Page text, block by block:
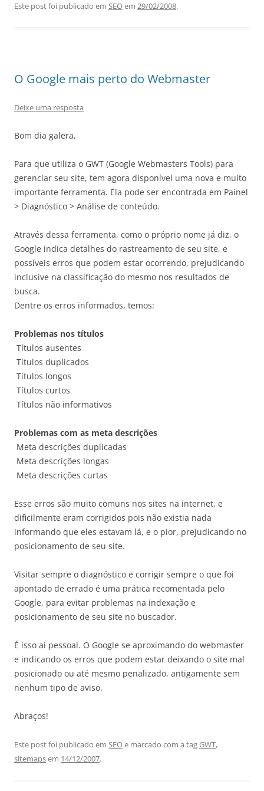
Este post foi publicado em SEOem 29/02/2008.
O Google mais perto do Webmaster
Deixe uma resposta
Bom dia galera,
Para que utiliza o GWT (Google Webmasters Tools) para
gerenciar seu site, tem agora disponível uma nova e muito
importante ferramenta. Ela pode ser encontrada em Painel
> Diagnóstico > Análise de conteúdo.
Através dessa ferramenta, como o próprio nome já diz, o
Google indica detalhes do rastreamento de seu site, e
possíveis erros que podem estar ocorrendo, prejudicando
inclusive na classificação do mesmo nos resultados de
busca.
Dentre os erros informados, temos:
Problemas nos títulos
Títulos ausentes
Títulos duplicados
Títulos longos
Títulos curtos
Títulos não informativos
Problemas com as meta descrições
Meta descrições duplicadas
Meta descrições longas
Meta descrições curtas
Esse erros são muito comuns nos sites na internet, e
dificilmente eram corrigidos pois não existia nada
informando que eles estavam lá, e o pior, prejudicando no
posicionamento de seu site.
Visitar sempre o diagnóstico e corrigir sempre o que foi
apontado de errado é uma prática recomentada pelo
Google, para evitar problemas na indexação e
posicionamento de seu site no buscador.
É isso ai pessoal. O Google se aproximando do webmaster
e indicando os erros que podem estar deixando o site mal
posicionado ou até mesmo penalizado, antigamente sem
nenhum tipo de aviso.
Abraços!
Este post foi publicado em SEOe marcado com a tagGWT,
sitemapsem 14/12/2007.